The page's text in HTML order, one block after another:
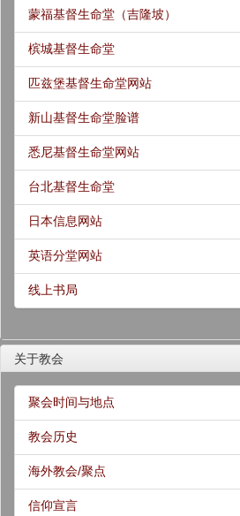
蒙福基督生命堂（吉隆坡）
槟城基督生命堂
匹兹堡基督生命堂网站
新山基督生命堂脸谱
悉尼基督生命堂网站
台北基督生命堂
日本信息网站
英语分堂网站
线上书局
关于教会
聚会时间与地点
教会历史
海外教会/聚点
信仰宣言